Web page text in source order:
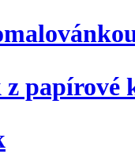
papírové